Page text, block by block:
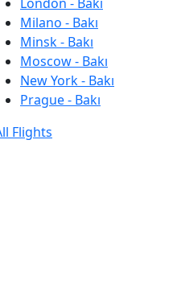
Milano - Bakı
Minsk - Bakı
Moscow - Bakı
New York - Bakı
Prague - Bakı
Flights